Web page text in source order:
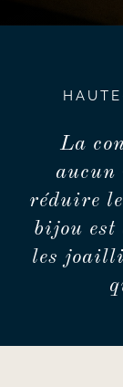
La
aucun
réduire
bijou est
les